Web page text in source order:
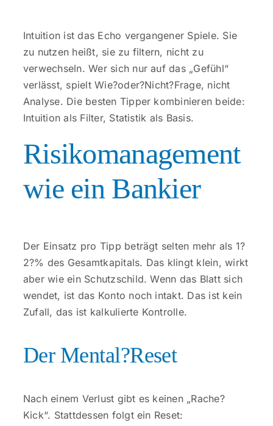
Intuition ist das Echo vergangener Spiele. Sie
zu nutzen heißt, sie zu filtern, nicht zu
verwechseln. Wer sich nur auf das „Gefühl“
verlässt, spielt Wie?oder?Nicht?Frage, nicht
Analyse. Die besten Tipper kombinieren beide:
Intuition als Filter, Statistik als Basis.
Risikomanagement
wie ein Bankier
Der Einsatz pro Tipp beträgt selten mehr als 1?
2?% des Gesamtkapitals. Das klingt klein, wirkt
aber wie ein Schutzschild. Wenn das Blatt sich
wendet, ist das Konto noch intakt. Das ist kein
Zufall, das ist kalkulierte Kontrolle.
Der Mental?Reset
Nach einem Verlust gibt es keinen „Rache?
Kick“. Stattdessen folgt ein Reset: